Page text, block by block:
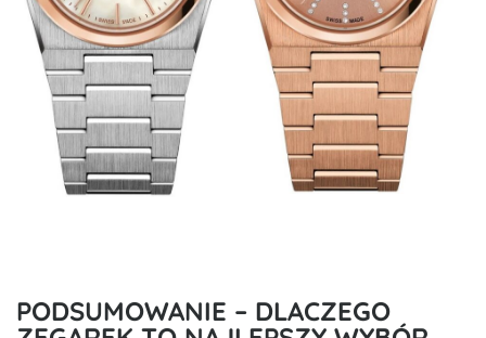
PODSUMOWANIE – DLACZEGO